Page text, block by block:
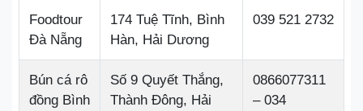
Foodtour
Đà Nẵng
174 Tuệ Tĩnh, Bình
Hàn, Hải Dương
039 521 2732
Bún cá rô
đồng Bình
Số 9 Quyết Thắng,
Thành Đông, Hải
0866077311
– 034